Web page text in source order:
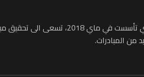
وأشار الى أن الوكالة الوطنية للأشخاص ذوي
من المبادرات.